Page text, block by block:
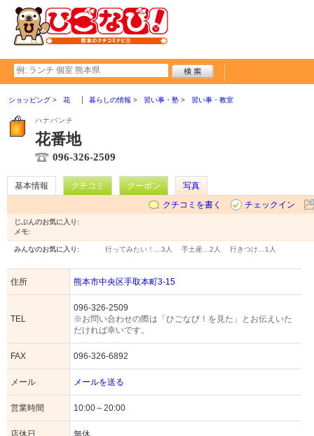
ショッピング 花 暮らしの情報 習い事・塾 習い事・教室
ハナバンチ
花番地
096-326-2509
基本情報 クチコミ クーポン
写真
クチコミを書く
チェックイン
じぶんのお気に入り:
メモ:
みんなのお気に入り: 行ってみたい！… 3人 手土産… 2人 行きつけ… 1人
住所 熊本市中央区手取本町3-15
TEL
096-326-2509
※お問い合わせの際は「ひごなび！を見た」とお伝えいた
だければ幸いです。
FAX 096-326-6892
メール メールを送る
営業時間 10:00～20:00
店休日 無休